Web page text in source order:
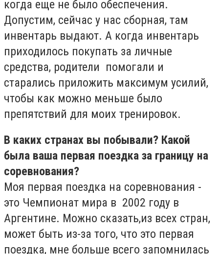
когда еще не было обеспечения.
Допустим, сейчас у нас сборная, там
инвентарь выдают. А когда инвентарь
приходилось покупать за личные
средства, родители помогали и
старались приложить максимум усилий,
чтобы как можно меньше было
препятствий для моих тренировок.
В каких странах вы побывали? Какой
была ваша первая поездка за границу на
соревнования?
Моя первая поездка на соревнования -
это Чемпионат мира в 2002 году в
Аргентине. Можно сказать,из всех стран,
может быть из-за того, что это первая
поездка, мне больше всего запомнилась